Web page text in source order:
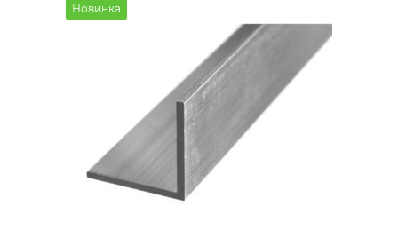
Новинка